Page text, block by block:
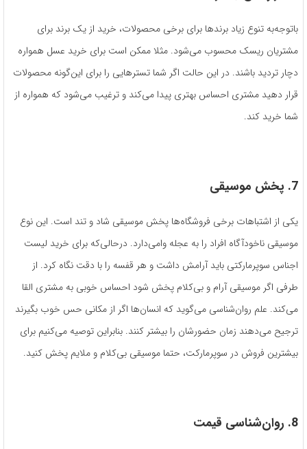
باتوجه‌به تنوع زیاد برندها برای برخی محصولات، خرید از یک برند برای
مشتریان ریسک محسوب می‌شود. مثلا ممکن است برای خرید عسل همواره
دچار تردید باشند. در این حالت اگر شما تسترهایی را برای این‌گونه محصولات
قرار دهید مشتری احساس بهتری پیدا می‌کند و ترغیب می‌شود که همواره از
شما خرید کند.
7. پخش موسیقی
یکی از اشتباهات برخی فروشگاه‌ها پخش موسیقی شاد و تند است. این نوع
موسیقی ناخودآگاه افراد را به عجله وامی‌دارد. درحالی‌که برای خرید لیست
اجناس سوپرمارکتی باید آرامش داشت و هر قفسه را با دقت نگاه کرد. از
طرفی اگر موسیقی آرام و بی‌کلام پخش شود احساس خوبی به مشتری القا
می‌کند. علم روان‌شناسی می‌گوید که انسان‌ها اگر از مکانی حس خوب بگیرند
ترجیح می‌دهند زمان حضورشان را بیشتر کنند. بنابراین توصیه می‌کنیم برای
بیشترین فروش در سوپرمارکت، حتما موسیقی بی‌کلام و ملایم پخش کنید.
8. روان شناسی قیمت